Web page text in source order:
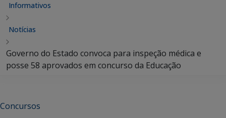
Informativos
Notícias
Governo do Estado convoca para inspeção médica e
posse 58 aprovados em concurso da Educação
Concursos